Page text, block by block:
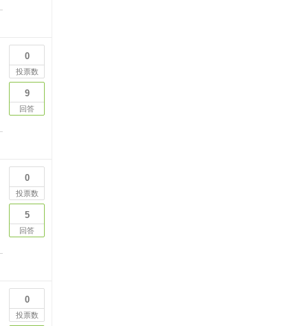
0
投票数
9
回答
0
投票数
5
回答
0
投票数